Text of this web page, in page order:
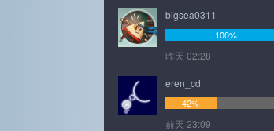
bigsea0311
100%
昨天 02:28
eren_cd
42%
前天 23:09